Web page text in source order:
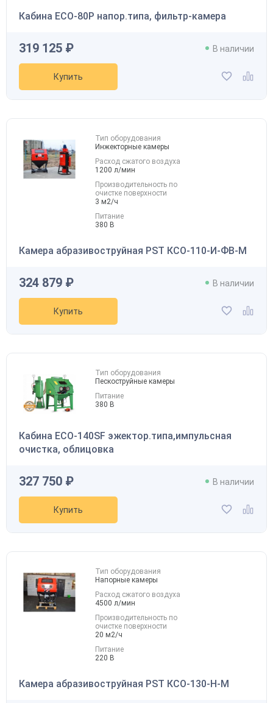
Кабина ECO-80P напор.типа, фильтр-камера
319 125 ₽ В наличии
Купить
Тип оборудования
Инжекторные камеры
Расход сжатого воздуха
1200 л/мин
Производительность по
очистке поверхности
3 м2/ч
Питание
380 В
Камера абразивоструйная PST КСО-110-И-ФВ-М
324 879 ₽ В наличии
Купить
Тип оборудования
Пескоструйные камеры
Питание
380 В
Кабина ECO-140SF эжектор.типа,импульсная
очистка, облицовка
327 750 ₽ В наличии
Купить
Тип оборудования
Напорные камеры
Расход сжатого воздуха
4500 л/мин
Производительность по
очистке поверхности
20 м2/ч
Питание
220 В
Камера абразивоструйная PST КСО-130-Н-М